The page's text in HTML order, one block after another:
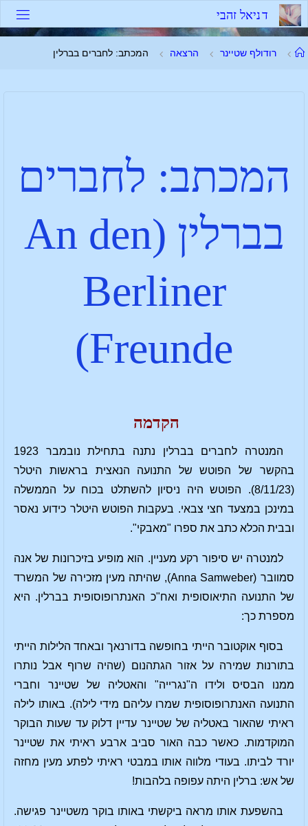
דניאל זהבי
רודולף שטיינר הרצאה המכתב: לחברים בברלין
המכתב: לחברים
בברלין (An den
Berliner
Freunde)
הקדמה
המנטרה לחברים בברלין נתנה בתחילת נובמבר 1923
בהקשר של הפוטש של התנועה הנאצית בראשות היטלר
(8/11/23). הפוטש היה ניסיון להשתלט בכוח על הממשלה
במינכן במצעד חצי צבאי. בעקבות הפוטש היטלר כידוע נאסר
ובבית הכלא כתב את ספרו "מאבקי".
למנטרה יש סיפור רקע מעניין. הוא מופיע בזיכרונות של אנה
סמוובר (Anna Samweber), שהיתה מעין מזכירה של המשרד
של התנועה התיאוסופית ואח"כ האנתרופוסופית בברלין. היא
מספרת כך:
בסוף אוקטובר הייתי בחופשה בדורנאך ובאחד הלילות הייתי
בתורנות שמירה על אזור הגתהנום (שהיה שרוף אבל נותרו
ממנו הבסיס ולידו ה"נגרייה" והאטליה של שטיינר וחברי
התנועה האנתרופוסופית שמרו עליהם מידי לילה). באותו לילה
ראיתי שהאור באטליה של שטיינר עדיין דלוק עד שעות הבוקר
המוקדמות. כאשר כבה האור סביב ארבע ראיתי את שטיינר
יורד לביתו. בעודי מלווה אותו במבטי ראיתי לפתע מעין מחזה
של אש: ברלין היתה עפופה בלהבות!
בהשפעת אותו מראה ביקשתי באותו בוקר משטיינר פגישה.